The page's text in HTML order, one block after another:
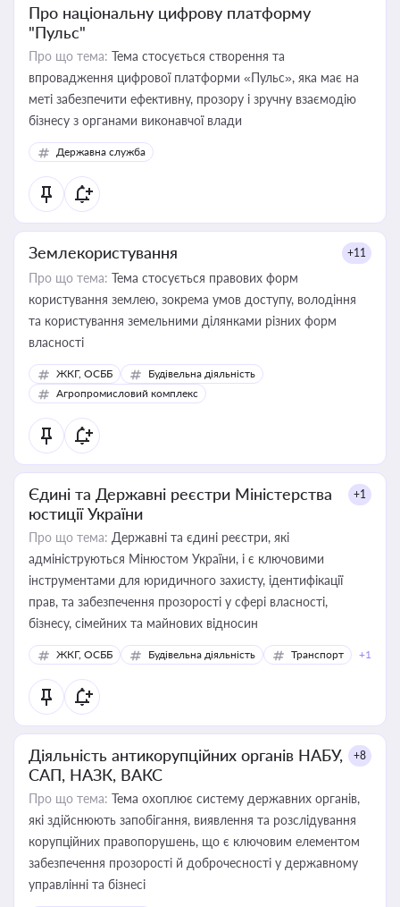
Про національну цифрову платформу
"Пульс"
Про що тема: Тема стосується створення та
впровадження цифрової платформи «Пульс», яка має на
меті забезпечити ефективну, прозору і зручну взаємодію
бізнесу з органами виконавчої влади
Державна служба
Землекористування +11
Про що тема: Тема стосується правових форм
користування землею, зокрема умов доступу, володіння
та користування земельними ділянками різних форм
власності
ЖКГ, ОСББ
Будівельна діяльність
Агропромисловий комплекс
Єдині та Державні реєстри Міністерства
юстиції України
+1
Про що тема: Державні та єдині реєстри, які
адмініструються Мінюстом України, і є ключовими
інструментами для юридичного захисту, ідентифікації
прав, та забезпечення прозорості у сфері власності,
бізнесу, сімейних та майнових відносин
ЖКГ, ОСББ Будівельна діяльність Транспорт +1
Діяльність антикорупційних органів НАБУ,
САП, НАЗК, ВАКС
+8
Про що тема: Тема охоплює систему державних органів,
які здійснюють запобігання, виявлення та розслідування
корупційних правопорушень, що є ключовим елементом
забезпечення прозорості й доброчесності у державному
управлінні та бізнесі